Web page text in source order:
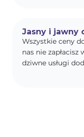
Jasny i jawny
Wszystkie ceny
nas nie
dziwne usługi